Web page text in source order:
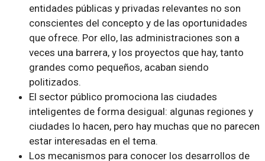
entidades públicas y privadas relevantes no son
conscientes del concepto y de las oportunidades
que ofrece. Por ello, las administraciones son a
veces una barrera, y los proyectos que hay, tanto
grandes como pequeños, acaban siendo
politizados.
El sector público promociona las ciudades
inteligentes de forma desigual: algunas regiones y
ciudades lo hacen, pero hay muchas que no parecen
estar interesadas en el tema.
Los mecanismos para conocer los desarrollos de